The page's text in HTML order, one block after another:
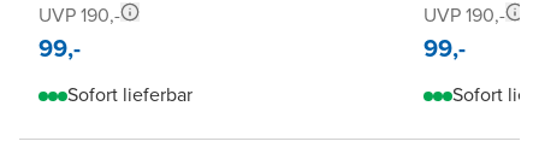
UVP 190,-
99,-
Sofort lieferbar
UVP 190,-
99,-
Sofort